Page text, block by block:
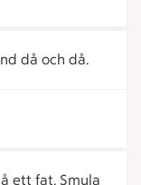
då och då.
ett fat. Smula